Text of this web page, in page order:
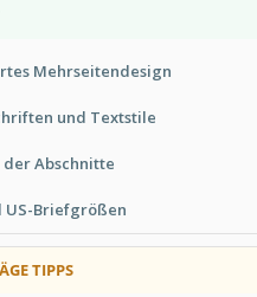
Mehrseitendesign
und Textstile
Abschnitte
US-Briefgrößen
TIPPS